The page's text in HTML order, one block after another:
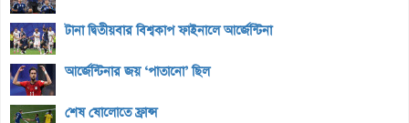
টানা দ্বিতীয়বার বিশ্বকাপ ফাইনালে আর্জেন্টিনা
আর্জেন্টিনার জয় ‘পাতানো’ ছিল
শেষ ষোলোতে ফ্রান্স